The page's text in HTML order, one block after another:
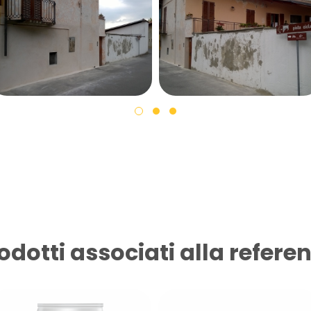
associati alla